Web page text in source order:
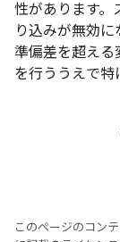
性があります。
り込みが無効
準偏差を超える
を行ううえで特
このページのコン